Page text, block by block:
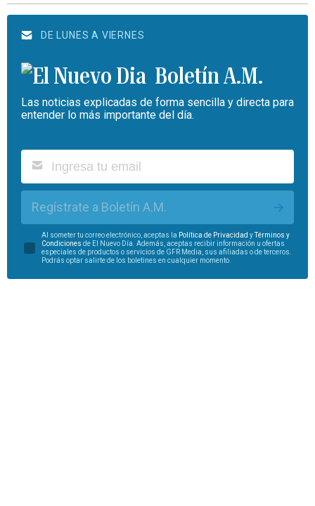
DE LUNES A VIERNES
Boletín A.M.
Las noticias explicadas de forma sencilla y directa para
entender lo más importante del día.
Regístrate a Boletín A.M.
Al someter tu correo electrónico, aceptas la Política de Privacidad yTérminos y
Condiciones de El Nuevo Día. Además, aceptas recibir información u ofertas
especiales de productos o servicios de GFR Media, sus afiliadas o de terceros.
Podrás optar salirte de los boletines en cualquier momento.